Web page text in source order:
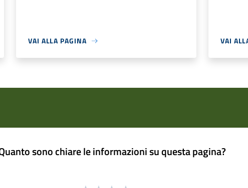
VAI ALLA PAGINA VAI
sono chiare le informazioni su questa pagina?